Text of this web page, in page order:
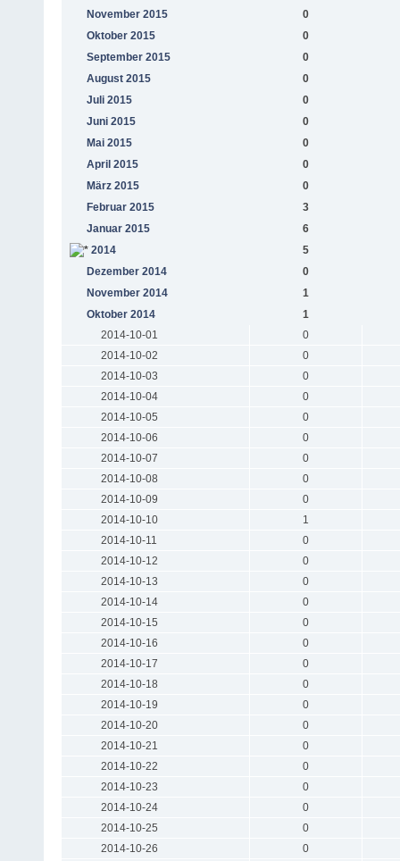
November 2015
0
Oktober 2015
0
September 2015
0
August 2015
0
Juli 2015
0
Juni 2015
0
Mai 2015
0
April 2015
0
März 2015
0
Februar 2015
3
Januar 2015
6
2014
5
Dezember 2014
0
November 2014
1
Oktober 2014
1
2014-10-01
0
2014-10-02
0
2014-10-03
0
2014-10-04
0
2014-10-05
0
2014-10-06
0
2014-10-07
0
2014-10-08
0
2014-10-09
0
2014-10-10
1
2014-10-11
0
2014-10-12
0
2014-10-13
0
2014-10-14
0
2014-10-15
0
2014-10-16
0
2014-10-17
0
2014-10-18
0
2014-10-19
0
2014-10-20
0
2014-10-21
0
2014-10-22
0
2014-10-23
0
2014-10-24
0
2014-10-25
0
2014-10-26
0